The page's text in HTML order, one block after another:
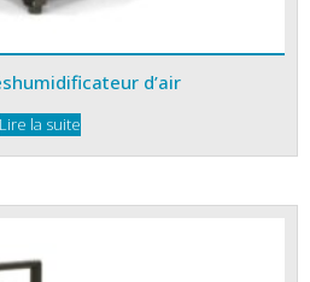
d’air
Lire la suite